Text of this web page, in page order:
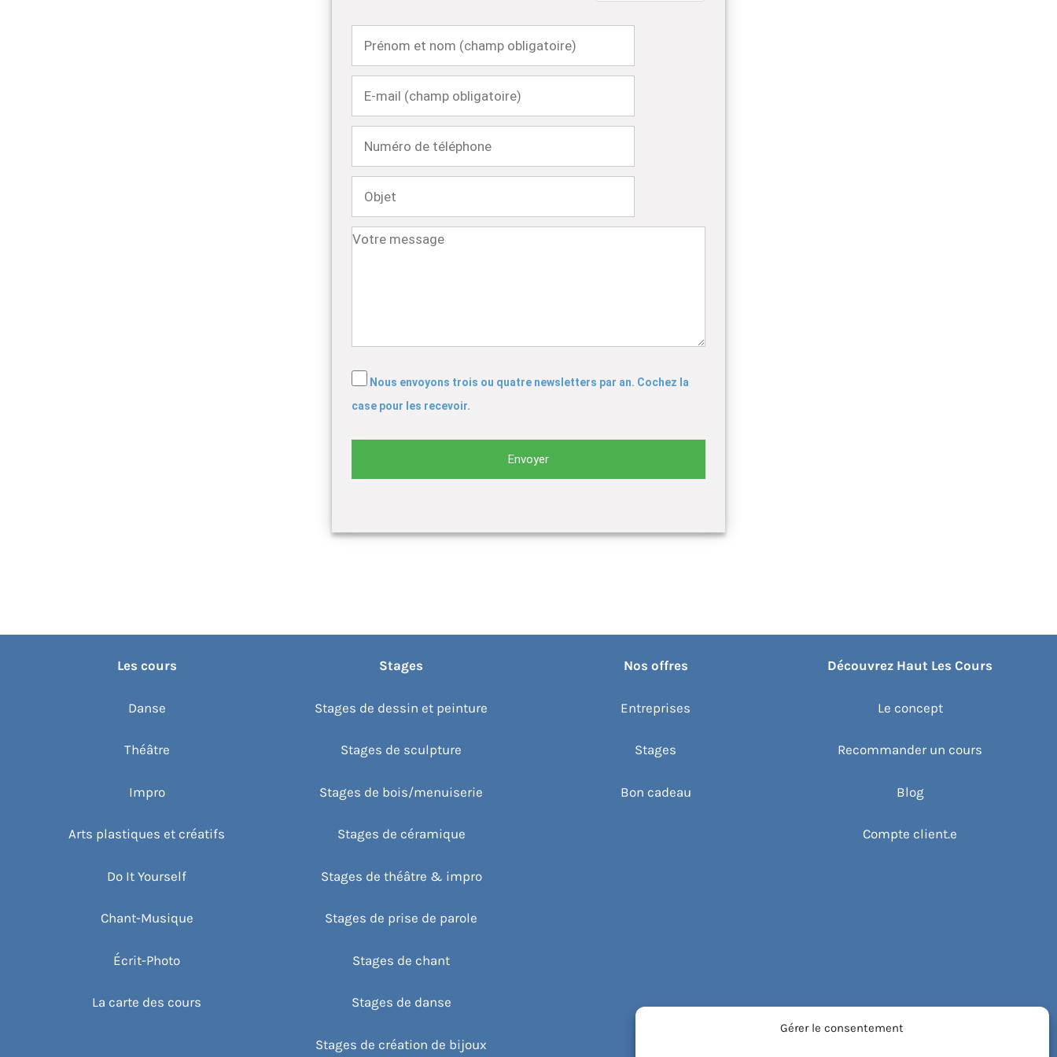
Gérer le consentement
Nous envoyons trois ou quatre newsletters par an. Cochez la
case pour les recevoir.
Les cours
Danse
Théâtre
Impro
Arts plastiques et créatifs
Do It Yourself
Chant-Musique
Écrit-Photo
La carte des cours
Stages
Stages de dessin et peinture
Stages de sculpture
Stages de bois/menuiserie
Stages de céramique
Stages de théâtre & impro
Stages de prise de parole
Stages de chant
Stages de danse
Stages de création de bijoux
Nos offres
Entreprises
Stages
Bon cadeau
Découvrez Haut Les Cours
Le concept
Recommander un cours
Blog
Compte client.e